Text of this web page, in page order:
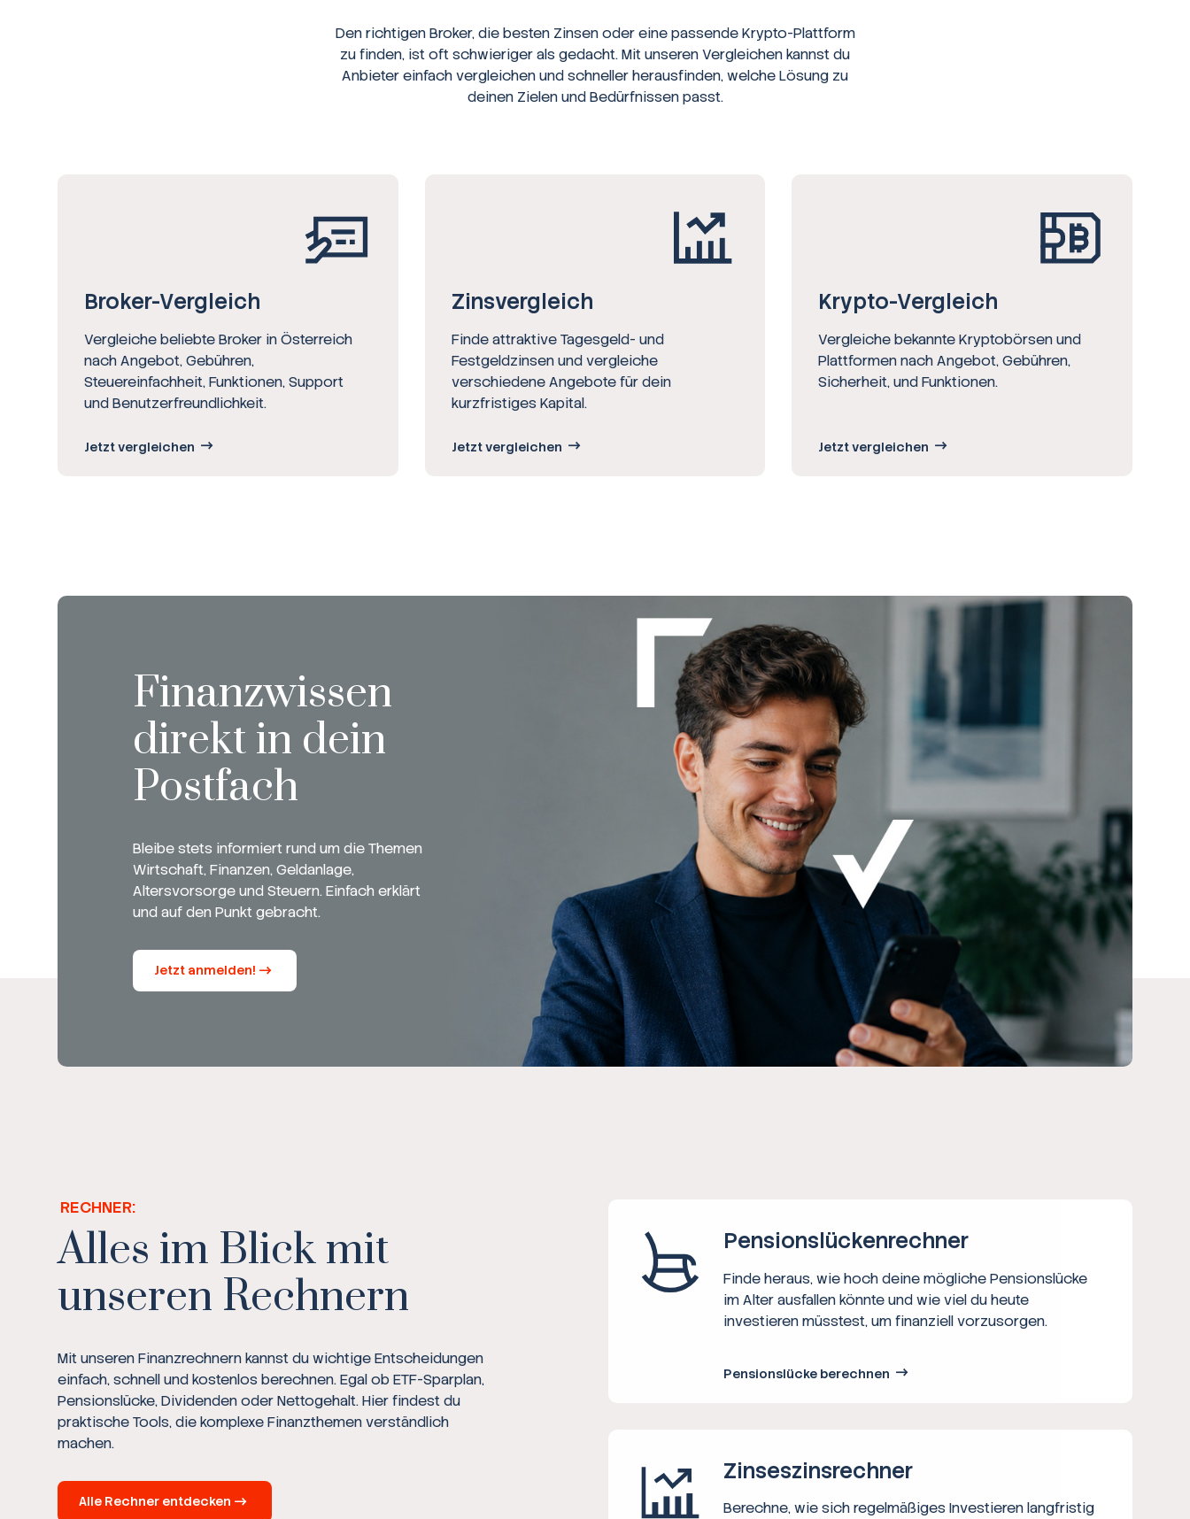
Broker-Vergleich
Zinsvergleich
Ratgeber
Steuern
Den richtigen Broker, die besten Zinsen oder eine passende Krypto-Plattform
zu finden, ist oft schwieriger als gedacht. Mit unseren Vergleichen kannst du
Anbieter einfach vergleichen und schneller herausfinden, welche Lösung zu
deinen Zielen und Bedürfnissen passt.
Broker-Vergleich
Vergleiche beliebte Broker in Österreich
nach Angebot, Gebühren,
Steuereinfachheit, Funktionen, Support
und Benutzerfreundlichkeit.
Jetzt vergleichen
Zinsvergleich
Finde attraktive Tagesgeld- und
Festgeldzinsen und vergleiche
verschiedene Angebote für dein
kurzfristiges Kapital.
Jetzt vergleichen
Krypto-Vergleich
Vergleiche bekannte Kryptobörsen und
Plattformen nach Angebot, Gebühren,
Sicherheit, und Funktionen.
Jetzt vergleichen
Finanzwissen
direkt in dein
Postfach
Bleibe stets informiert rund um die Themen
Wirtschaft, Finanzen, Geldanlage,
Altersvorsorge und Steuern. Einfach erklärt
und auf den Punkt gebracht.
Jetzt anmelden!
RECHNER:
Alles im Blick mit
unseren Rechnern
Mit unseren Finanzrechnern kannst du wichtige Entscheidungen
einfach, schnell und kostenlos berechnen. Egal ob ETF-Sparplan,
Pensionslücke, Dividenden oder Nettogehalt. Hier findest du
praktische Tools, die komplexe Finanzthemen verständlich
machen.
Alle Rechner entdecken
Pensions­lücken­rechner
Finde heraus, wie hoch deine mögliche Pensionslücke
im Alter ausfallen könnte und wie viel du heute
investieren müsstest, um finanziell vorzusorgen.
Pensionslücke berechnen
Zinseszins­rechner
Berechne, wie sich regelmäßiges Investieren langfristig